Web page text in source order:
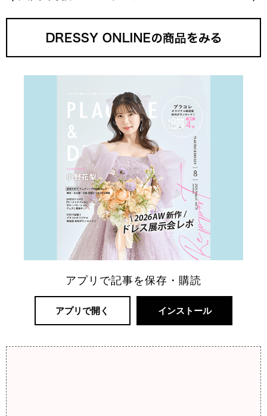
アプリで記事を保存・購読
アプリで開く インストール